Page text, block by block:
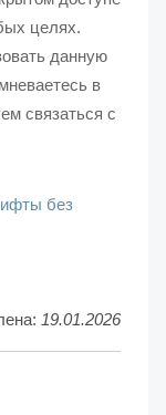
целях.
данную
в
связаться с
без
19.01.2026